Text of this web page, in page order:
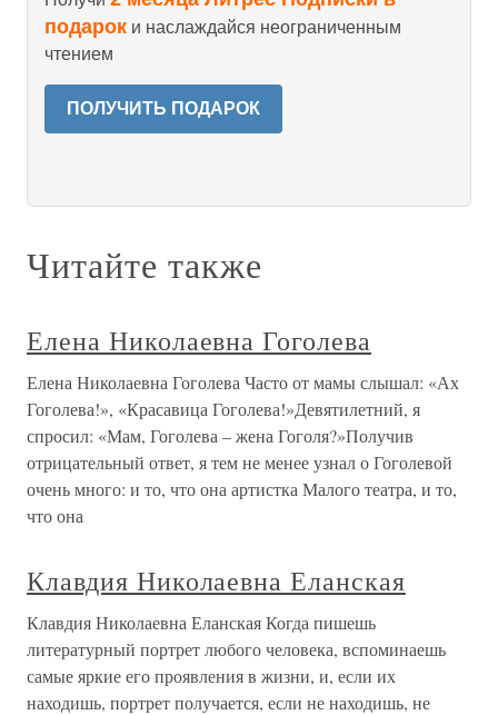
подарок и наслаждайся неограниченным
чтением
ПОЛУЧИТЬ ПОДАРОК
Читайте также
Елена Николаевна Гоголева
Елена Николаевна Гоголева Часто от мамы слышал: «Ах
Гоголева!», «Красавица Гоголева!»Девятилетний, я
спросил: «Мам, Гоголева – жена Гоголя?»Получив
отрицательный ответ, я тем не менее узнал о Гоголевой
очень много: и то, что она артистка Малого театра, и то,
что она
Клавдия Николаевна Еланская
Клавдия Николаевна Еланская Когда пишешь
литературный портрет любого человека, вспоминаешь
самые яркие его проявления в жизни, и, если их
находишь, портрет получается, если не находишь, не